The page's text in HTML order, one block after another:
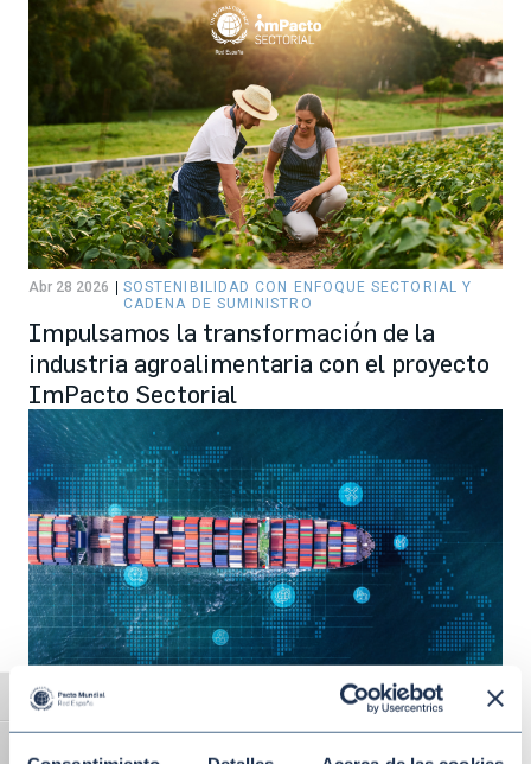
Alternar alto contraste
Alternar tamaño de letra
Abr 28 2026
SOSTENIBILIDAD CON ENFOQUE SECTORIAL Y
CADENA DE SUMINISTRO
Impulsamos la transformación de la
industria agroalimentaria con el proyecto
ImPacto Sectorial
Mar 25 2026
SOSTENIBILIDAD CON ENFOQUE SECTORIAL Y